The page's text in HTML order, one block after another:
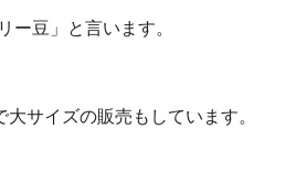
ー豆」と言います。
サイズの販売もしています。